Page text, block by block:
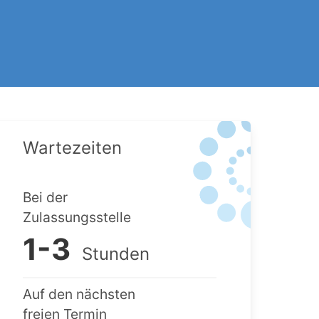
Wartezeiten
Bei der
Zulassungsstelle
1-3 Stunden
Auf den nächsten
freien Termin